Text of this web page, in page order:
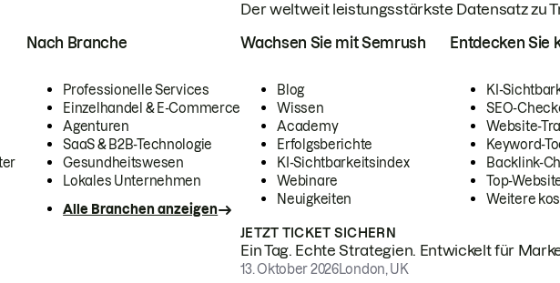
Der weltweit leistungsstärkste Datensatz zu
Nach Branche
Professionelle Services
Einzelhandel & E-Commerce
Agenturen
SaaS & B2B-Technologie
Gesundheitswesen
Lokales Unternehmen
Alle Branchen anzeigen
Wachsen Sie mit Semrush
Blog
Wissen
Academy
Erfolgsberichte
KI-Sichtbarkeitsindex
Webinare
Neuigkeiten
Entdecken Sie
KI-
SEO-
Website-
Keyword-
Backlink-
Top-
Weitere
JETZT TICKET SICHERN
Ein Tag. Echte Strategien. Entwickelt für
13. Oktober 2026London, UK